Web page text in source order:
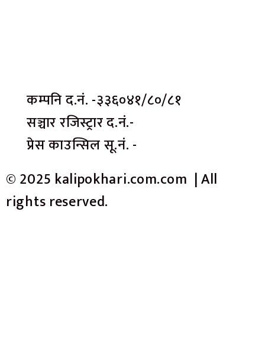
कम्पनि द.नं. -३३६०४१/८०/८१
सञ्चार रजिस्ट्रार द.नं.-
प्रेस काउन्सिल सू.नं. -
© 2025 kalipokhari.com.com | All
rights reserved.